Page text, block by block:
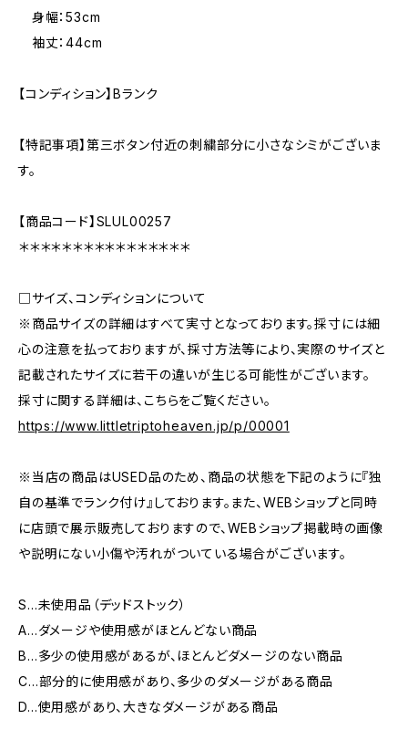
身幅：53cm
袖丈：44cm
【コンディション】Bランク
【特記事項】第三ボタン付近の刺繍部分に小さなシミがございま
す。
【商品コード】SLUL00257
＊＊＊＊＊＊＊＊＊＊＊＊＊＊＊＊
□サイズ、コンディションについて
※商品サイズの詳細はすべて実寸となっております。採寸には細
心の注意を払っておりますが、採寸方法等により、実際のサイズと
記載されたサイズに若干の違いが生じる可能性がございます。
採寸に関する詳細は、こちらをご覧ください。
https://www.littletriptoheaven.jp/p/00001
※当店の商品はUSED品のため、商品の状態を下記のように『独
自の基準でランク付け』しております。また、WEBショップと同時
に店頭で展示販売しておりますので、WEBショップ掲載時の画像
や説明にない小傷や汚れがついている場合がございます。
S…未使用品（デッドストック）
A…ダメージや使用感がほとんどない商品
B…多少の使用感があるが、ほとんどダメージのない商品
C…部分的に使用感があり、多少のダメージがある商品
D…使用感があり、大きなダメージがある商品